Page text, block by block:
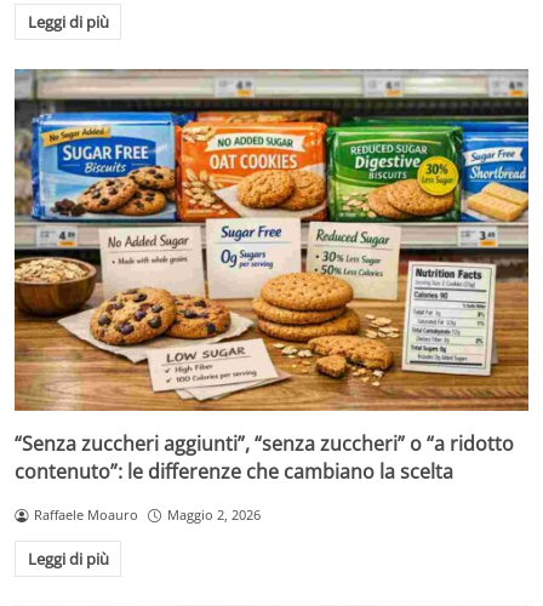
Leggi di più
“Senza zuccheri aggiunti”, “senza zuccheri” o “a ridotto
contenuto”: le differenze che cambiano la scelta
Raffaele Moauro Maggio 2, 2026
Leggi di più